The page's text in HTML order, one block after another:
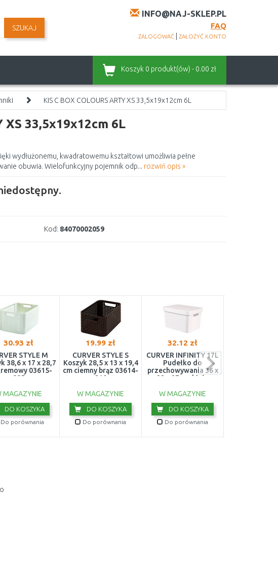
INFO@NAJ-SKLEP.PL
FAQ
ZALOGOWAĆ ZAŁOŻYĆ KONTO
SZUKAJ
Koszyk 0 produkt(ów) - 0.00 zł
KIS C BOX COLOURS ARTY XS 33,5x19x12cm 6L
XS 33,5x19x12cm 6L
wydłużonemu, kwadratowemu kształtowi umożliwia pełne
obuwia. Wielofunkcyjny pojemnik odp... rozwiń opis »
Kod: 84070002059
30.93 zł
STYLE M
38,6 x 17 x 28,7
03615-
885
MAGAZYNIE
DO KOSZYKA
Do porównania
19.99 zł
CURVER STYLE S
Koszyk 28,5 x 13 x 19,4
cm ciemny brąz 03614-
210
W MAGAZYNIE
DO KOSZYKA
Do porównania
32.12 zł
CURVER INFINITY 17L
Pudełko do
przechowywania 36 x
22 x 27 cm białe
W MAGAZYNIE
DO KOSZYKA
Do porównania